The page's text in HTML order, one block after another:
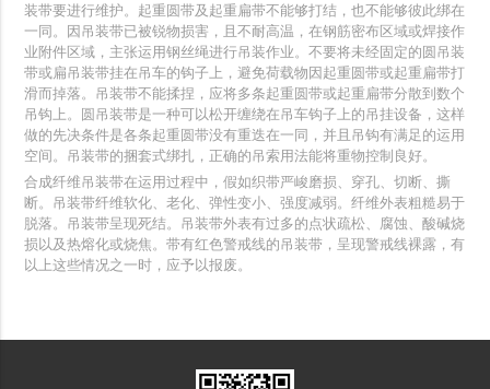
装带要进行维护。起重圆带及起重扁带不能够打结，也不能够彼此绑在
一同。因吊装带已被锐物损害，且不耐高温，在钢筋密布区域或焊接作
业附件区域，主张运用钢丝绳进行吊装作业。不要将未经固定的圆吊装
带或扁吊装带挂在吊车的钩子上，避免荷载物因起重圆带或起重扁带打
滑而掉落。吊装带不能揉捏，应将多条起重圆带或起重扁带分散到数个
吊钩上。圆吊装带是一种可以松开缠绕在吊车钩子上的吊挂设备，这样
做的先决条件是各条起重圆带没有重迭在一同，并且吊钩有满足的运用
空间。吊装带的捆套式绑扎，正确的吊索用法能将重物控制良好。
合成纤维吊装带在运用过程中，假如织带严峻磨损、穿孔、切断、撕
断。吊装带纤维软化、老化、弹性变小、强度减弱。纤维外表粗糙易于
脱落。吊装带呈现死结。吊装带外表有过多的点状疏松、腐蚀、酸碱烧
损以及热熔化或烧焦。带有红色警戒线的吊装带，呈现警戒线裸露，有
以上这些情况之一时，应予以报废。